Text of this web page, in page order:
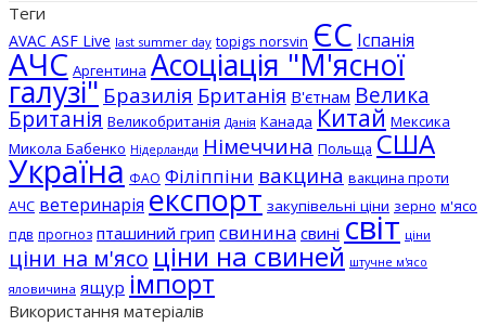
Теги
AVAC ASF Live last summer day topigs norsvin ЄС Іспанія
АЧС Аргентина Асоціація "М'ясної
галузі" Бразилія Британія В'єтнам Велика
Британія Великобританія Данія Канада Китай Мексика
Микола Бабенко Нідерланди Німеччина Польща США
Україна ФАО Філіппіни вакцина вакцина проти
АЧС ветеринарія експорт закупівельні ціни зерно м'ясо
пдв прогноз пташиний грип свинина свині світ ціни
ціни на м'ясо ціни на свиней штучне м'ясо
яловичина ящур імпорт
Використання матеріалів